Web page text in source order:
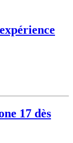
17 dès